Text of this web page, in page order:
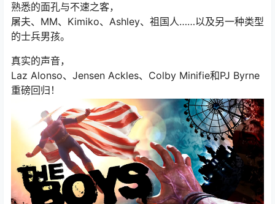
熟悉的面孔与不速之客，
屠夫、MM、Kimiko、Ashley、祖国人……以及另一种类型
的士兵男孩。
真实的声音，
Laz Alonso、Jensen Ackles、Colby Minifie和PJ Byrne
重磅回归！